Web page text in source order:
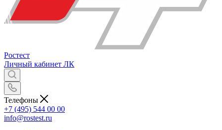
Ростест
Личный кабинет ЛК
Телефоны
+7 (495) 544 00 00
info@rostest.ru